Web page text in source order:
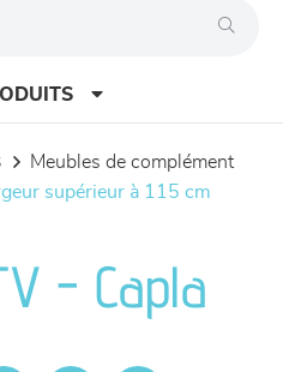
meubles de complément
supérieur à 115 cm
- Capla